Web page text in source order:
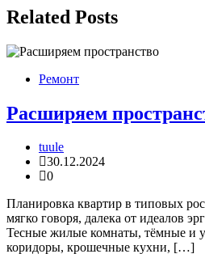
Related Posts
Ремонт
Расширяем
tuule
30.12.2024
0
Планировка квартир в типовых
мягко говоря, далека от идеалов
Тесные жилые комнаты, тёмные и
коридоры, крошечные кухни, […]